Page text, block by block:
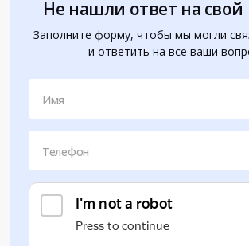
Не нашли ответ на свой
Заполните форму, чтобы мы могли
и ответить на все ваши
Имя
Телефон